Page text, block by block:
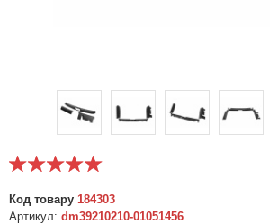
Код товару 184303
Артикул: dm39210210-01051456